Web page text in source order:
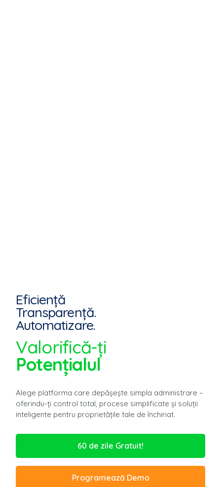
Eficiență
Transparență.
Automatizare.
Valorifică-ți
Potențialul
Alege platforma care depășește simpla administrare –
oferindu-ți control total, procese simplificate și soluții
inteligente pentru proprietățile tale de închiriat.
60 de zile Gratuit!
Programează Demo